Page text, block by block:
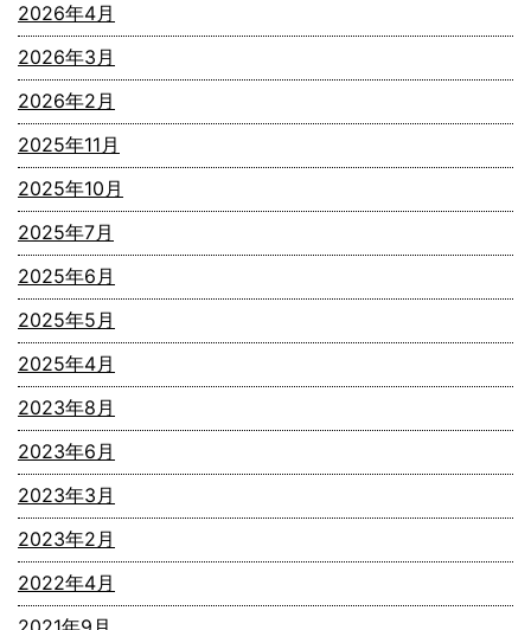
2026年4月
2026年3月
2026年2月
2025年11月
2025年10月
2025年7月
2025年6月
2025年5月
2025年4月
2023年8月
2023年6月
2023年3月
2023年2月
2022年4月